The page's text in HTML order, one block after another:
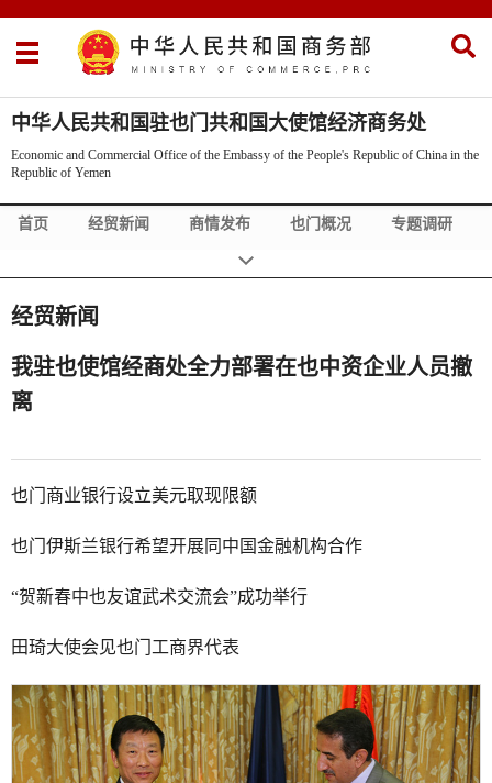
中华人民共和国驻也门共和国大使馆经济商务处
Economic and Commercial Office of the Embassy of the People's Republic of China in the
Republic of Yemen
首页 经贸新闻 商情发布 也门概况 专题调研
经贸新闻
我驻也使馆经商处全力部署在也中资企业人员撤
离
也门商业银行设立美元取现限额
也门伊斯兰银行希望开展同中国金融机构合作
“贺新春中也友谊武术交流会”成功举行
田琦大使会见也门工商界代表